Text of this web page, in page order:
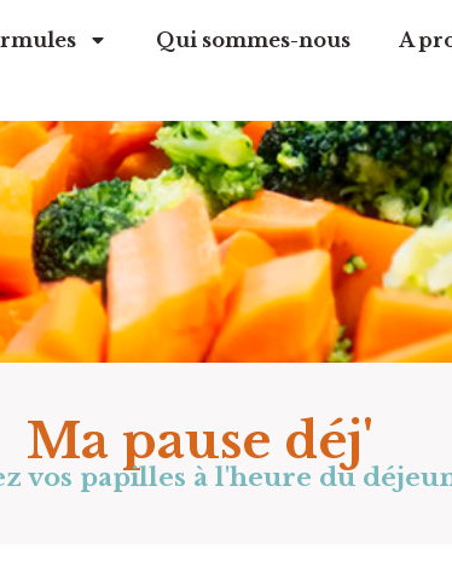
Qui sommes-nous A
Ma pause déj'
vos papilles à l'heure du